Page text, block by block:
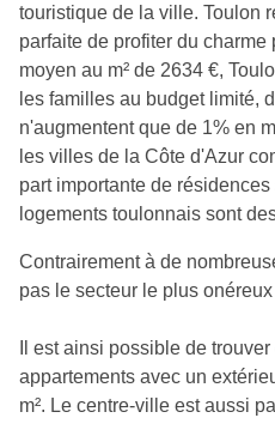
touristique de la ville. Toulon
parfaite de profiter du
moyen au m² de 2634 €,
les familles au budget limité,
n'augmentent que de 1% en
les villes de la Côte d'Azur
part importante de
logements toulonnais sont
Contrairement à de
pas le secteur le plus
Il est ainsi possible de
appartements avec un
m². Le centre-ville est aussi